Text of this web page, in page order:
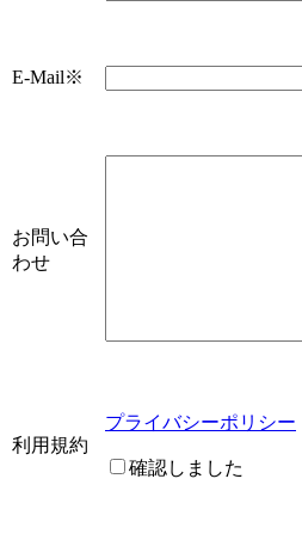
E-Mail※
お問い合
わせ
利用規約
プライバシーポリシー
確認しました